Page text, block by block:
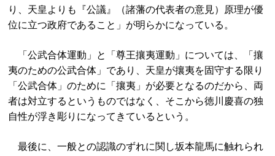
り、天皇よりも『公議』（諸藩の代表者の意見）原理が優
位に立つ政府であること」が明らかになっている。
「公武合体運動」と「尊王攘夷運動」については、「攘
夷のための公武合体」であり、天皇が攘夷を固守する限り
「公武合体」のために「攘夷」が必要となるのだから、両
者は対立するというものではなく、そこから徳川慶喜の独
自性が浮き彫りになってきているという。
最後に、一般との認識のずれに関し坂本龍馬に触れられ